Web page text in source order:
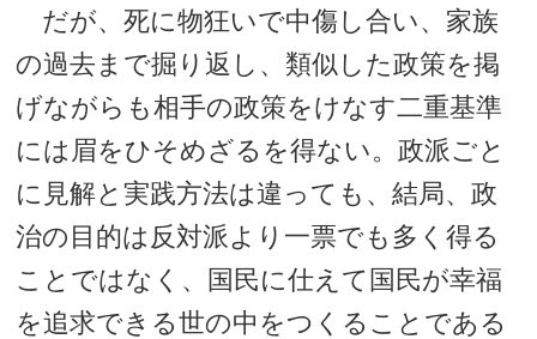
だが、死に物狂いで中傷し合い、家族
の過去まで掘り返し、類似した政策を掲
げながらも相手の政策をけなす二重基準
には眉をひそめざるを得ない。政派ごと
に見解と実践方法は違っても、結局、政
治の目的は反対派より一票でも多く得る
ことではなく、国民に仕えて国民が幸福
を追求できる世の中をつくることである